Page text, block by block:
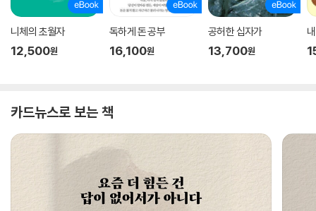
니체의 초월자
12,500원
독하게 돈 공부
16,100원
공허한 십자가
13,700원
카드뉴스로 보는 책